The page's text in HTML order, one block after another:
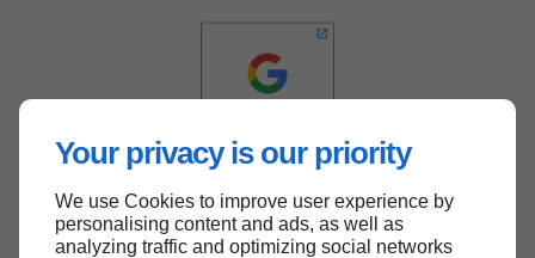
Your privacy is our priority
We use Cookies to improve user experience by
personalising content and ads, as well as
analyzing traffic and optimizing social networks
Haut de page